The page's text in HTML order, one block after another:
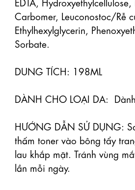
Carbomer, Leuconostoc/Rễ
Ethylhexylglycerin,
Sorbate.
DUNG TÍCH: 198ML
DÀNH CHO LOẠI DA:
HƯỚNG DẪN SỬ DỤNG:
thấm toner vào bông tẩy
lau khắp mặt. Tránh vùng
lần mỗi ngày.